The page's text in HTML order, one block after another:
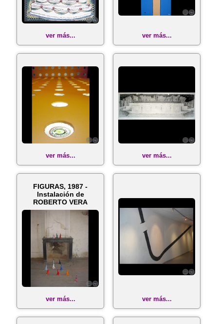
ver más... ver más...
ver más... ver más...
FIGURAS, 1987 -
Instalación de
ROBERTO VERA
ver más... ver más...